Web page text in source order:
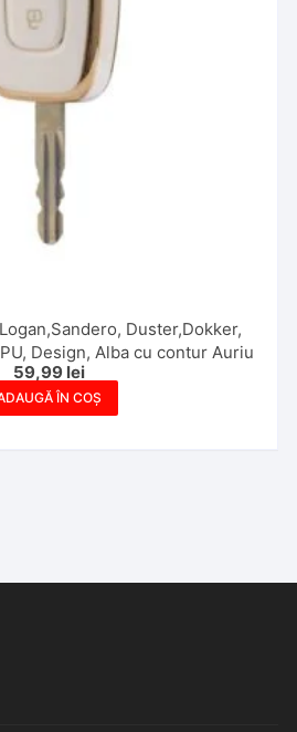
Duster,Dokker,
Design, Alba cu contur Auriu
59,99 lei
ÎN COȘ